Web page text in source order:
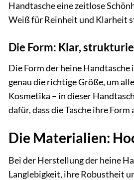
Handtasche eine zeitlose
Weiß für Reinheit und Klarheit
Die Form: Klar,
Die Form der heine
genau die richtige Größe, um
Kosmetika – in dieser
dafür, dass die Tasche ihre
Die Materialien:
Bei der Herstellung der heine
Langlebigkeit, ihre Robustheit